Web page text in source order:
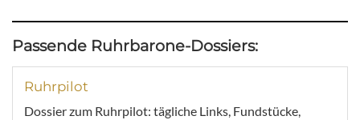
Passende Ruhrbarone-Dossiers:
Ruhrpilot
Dossier zum Ruhrpilot: tägliche Links, Fundstücke,